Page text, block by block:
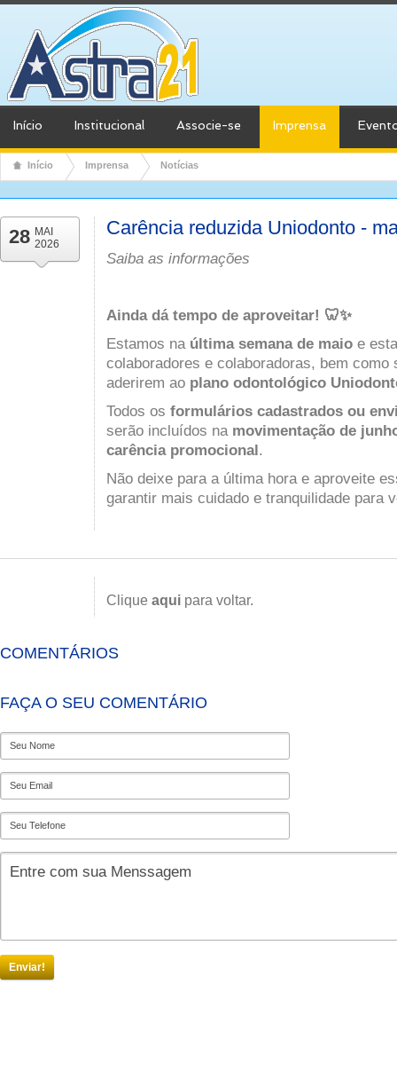
Início Institucional Associe-se Imprensa
Início Imprensa Notícias
28 MAI
2026
Carência reduzida Uniodonto -
Saiba as informações
Ainda dá tempo de aproveitar! 🦷✨
Estamos na última semana de maio e
colaboradores e colaboradoras, bem como
aderirem ao plano odontológico
Todos os formulários cadastrados ou
serão incluídos na movimentação de
carência promocional.
Não deixe para a última hora e aproveite
garantir mais cuidado e tranquilidade para
Clique aqui para voltar.
COMENTÁRIOS
FAÇA O SEU COMENTÁRIO
Enviar!